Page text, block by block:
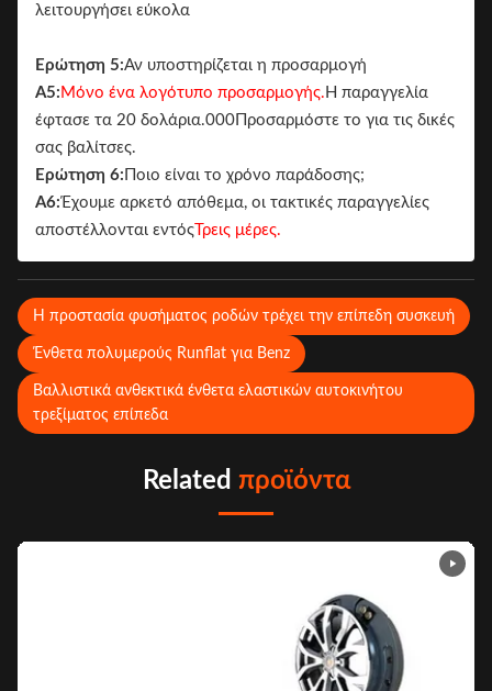
λειτουργήσει εύκολα
Ερώτηση 5:Αν υποστηρίζεται η προσαρμογή
Α5: Μόνο ένα λογότυπο προσαρμογής. Η παραγγελία
έφτασε τα 20 δολάρια.000Προσαρμόστε το για τις δικές
σας βαλίτσες.
Ερώτηση 6: Ποιο είναι το χρόνο παράδοσης;
Α6:Έχουμε αρκετό απόθεμα, οι τακτικές παραγγελίες
αποστέλλονται εντός Τρεις μέρες.
Η προστασία φυσήματος ροδών τρέχει την επίπεδη συσκευή
Ένθετα πολυμερούς Runflat για Benz
Βαλλιστικά ανθεκτικά ένθετα ελαστικών αυτοκινήτου
τρεξίματος επίπεδα
Related προϊόντα